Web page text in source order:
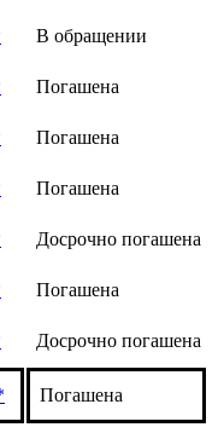
В обращении
Погашена
Погашена
Погашена
Досрочно погашена
Погашена
Досрочно погашена
Погашена